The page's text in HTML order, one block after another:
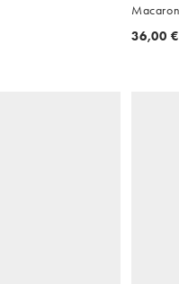
Macaron
36,00 €